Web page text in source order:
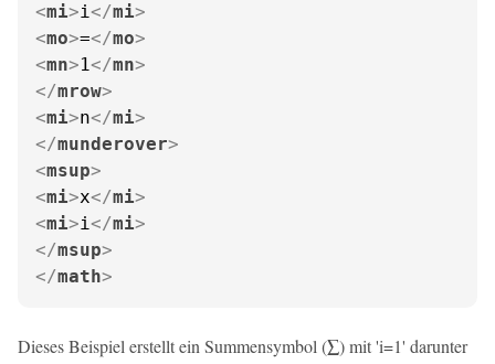
<mi>i</mi>
<mo>=</mo>
<mn>1</mn>
</mrow>
<mi>n</mi>
</munderover>
<msup>
<mi>x</mi>
<mi>i</mi>
</msup>
</math>
Dieses Beispiel erstellt ein Summensymbol (∑) mit 'i=1' darunter